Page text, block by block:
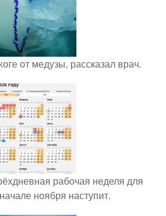
от медузы, рассказал врач.
рабочая неделя для
ноября наступит.